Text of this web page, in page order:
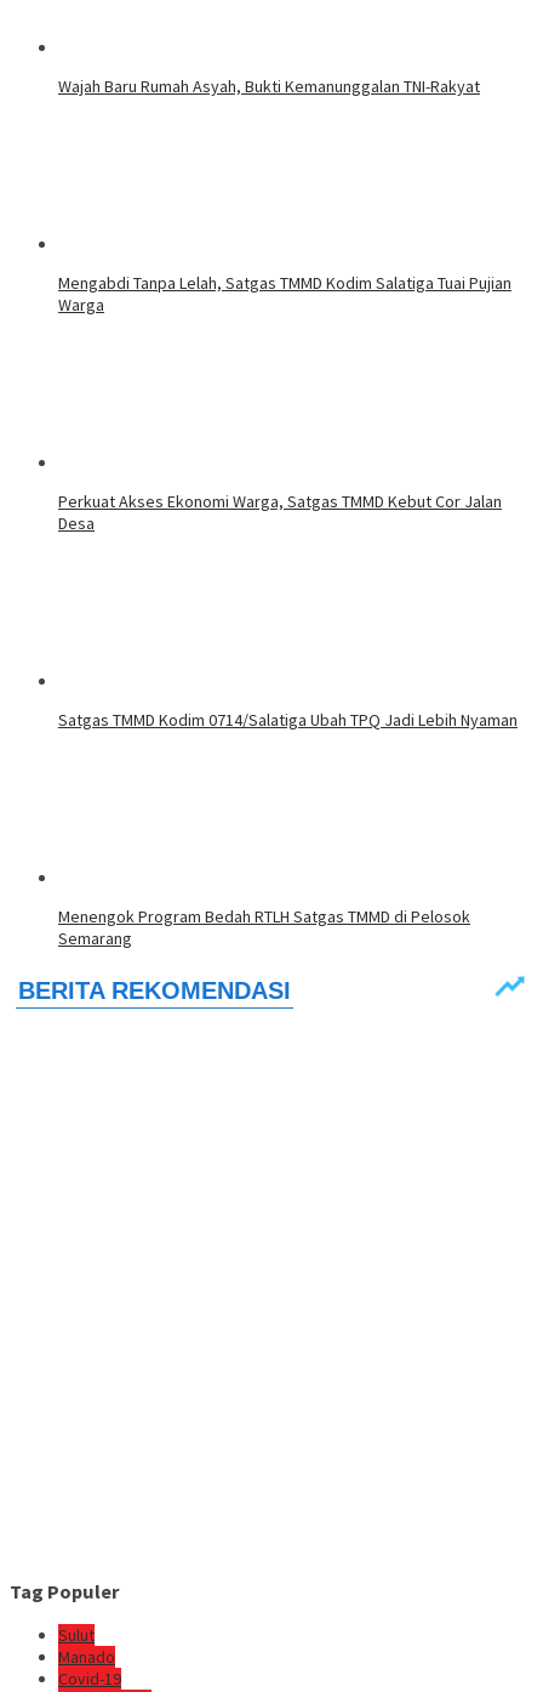
Wajah Baru Rumah Asyah, Bukti Kemanunggalan TNI-Rakyat
Mengabdi Tanpa Lelah, Satgas TMMD Kodim Salatiga Tuai Pujian
Warga
Perkuat Akses Ekonomi Warga, Satgas TMMD Kebut Cor Jalan
Desa
Satgas TMMD Kodim 0714/Salatiga Ubah TPQ Jadi Lebih Nyaman
Menengok Program Bedah RTLH Satgas TMMD di Pelosok
Semarang
Tag Populer
Sulut
Manado
Covid-19